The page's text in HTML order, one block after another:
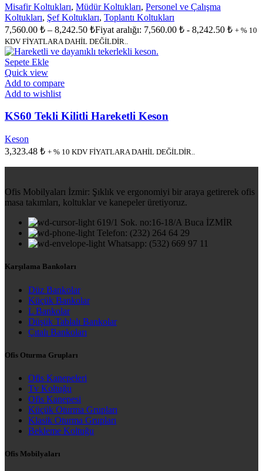
Misafir Koltukları, Müdür Koltukları, Personel ve Çalışma
Koltukları, Şef Koltukları, Toplantı Koltukları
7,560.00 ₺ – 8,242.50 ₺Fiyat aralığı: 7,560.00 ₺ - 8,242.50 ₺ + % 10
KDV FİYATLARA DAHİL DEĞİLDİR..
Sepete Ekle
Quick view
Add to compare
Add to wishlist
KS60 Tekli Kilitli Hareketli Keson
Keson
3,323.48 ₺ + % 10 KDV FİYATLARA DAHİL DEĞİLDİR..
Ofis Mobilyaları İzmir: Şıklık ve ergonomiyi bir araya getirerek ofis
masa takımları, koltuklar ve kanepeler üretiyoruz.
619/1 Sok. no:16-18/A Buca İZMİR
Telefon: (232) 264 64 29
Whatsapp: (532) 669 97 11
Karşılama Bankoları
Düz Bankolar
Küçük Bankolar
L Bankolar
Düşük Tablalı Bankolar
Çıtalı Bankoları
Ofis Oturma Grupları
Ofis Kanepeleri
Tv Koltuğu
Ofis Kanepesi
Küçük Oturma Grupları
Klasik Oturma Grupları
Bekleme Koltuğu
Ofis Mobilyaları